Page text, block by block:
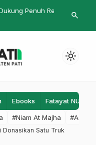
Rencana
Fatayat NU
yang
search
light_mode
Ebooks Fatayat NU
#Niam At Majha #Admin
Donasikan Satu Truk